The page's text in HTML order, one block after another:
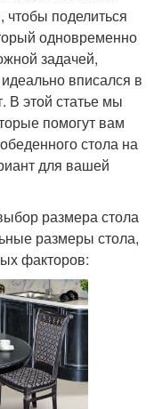
чтобы поделиться
одновременно
задачей,
вписался в
В этой статье мы
помогут вам
стола на
для вашей
размера стола
размеры стола,
факторов: